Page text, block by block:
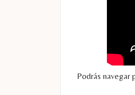
Podrás navegar